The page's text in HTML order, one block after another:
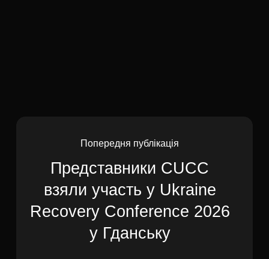
Попередня публікація
Представники CUCC
взяли участь у Ukraine
Recovery Conference 2026
у Гданську